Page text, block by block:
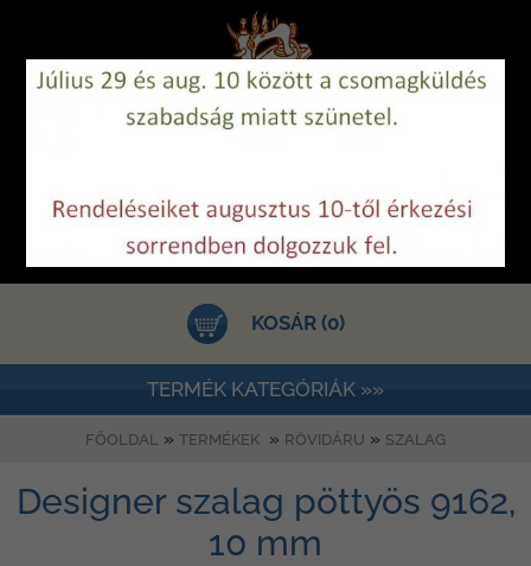
KOSÁR (0)
TERMÉK KATEGÓRIÁK »»
FŐOLDAL » TERMÉKEK » RÖVIDÁRU » SZALAG
Designer szalag pöttyös 9162,
10 mm